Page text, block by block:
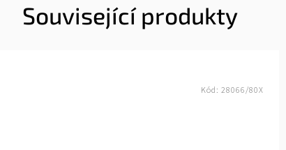
Související produkty
Kód: 28066/80X